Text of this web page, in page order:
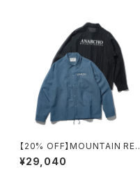
【20% OFF】MOUNTAIN RES
EARCH / F.M. COACH SHIR
T
¥29,040